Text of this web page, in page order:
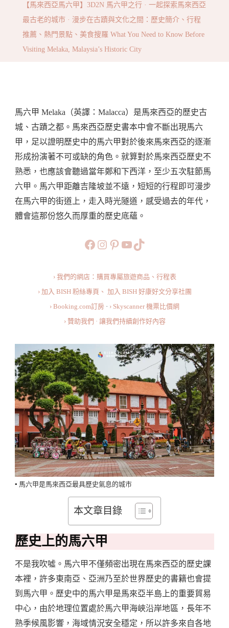
之
行
·
一
起
探
索
馬
西
最
古
老
的
市
漫
步
在
古
蹟
與
文
化
之
間：
簡
介、
行
程
推
【馬來西亞馬六甲】3D2N 馬六甲之行 · 一起探索馬來西亞
最古老的城市 · 漫步在古蹟與文化之間：歷史簡介、行程
推薦、熱門景點、美食搜羅 What You Need to Know Before
Visiting Melaka, Malaysia’s Historic City
馬六甲 Melaka（英譯：Malacca）是馬來西亞的歷史古
城、古蹟之都。馬來西亞歷史書本中會不斷出現馬六
甲，足以證明歷史中的馬六甲對於後來馬來西亞的逐漸
形成扮演著不可或缺的角色。就算對於馬來西亞歷史不
熟悉，也應該會聽過當年鄭和下西洋，至少五次駐節馬
六甲。馬六甲距離吉隆坡並不遠，短短的行程即可漫步
在馬六甲的街道上，走入時光隧道，感受過去的年代，
體會這那份悠久而厚重的歷史底蘊。
https://www.facebook.com/
https://
https://
旅行美食小短片TikTok
› 我們的網店：購買專屬旅遊商品、行程表
› 加入 BISH 粉絲專頁、 加入 BISH 好康好文分享社團
› Booking.com訂房 · › Skyscanner 機票比價網
› 贊助我們 · 讓我們持續創作好內容
▪️ 馬六甲是馬來西亞最具歷史氣息的城市
本文章目錄
歷史上的馬六甲
不是我吹噓。馬六甲不僅頻密出現在馬來西亞的歷史課
本裡，許多東南亞、亞洲乃至於世界歷史的書籍也會提
到馬六甲。歷史中的馬六甲是馬來亞半島上的重要貿易
中心，由於地理位置處於馬六甲海峽沿岸地區，長年不
熟季候風影響，海域情況安全穩定，所以許多來自各地